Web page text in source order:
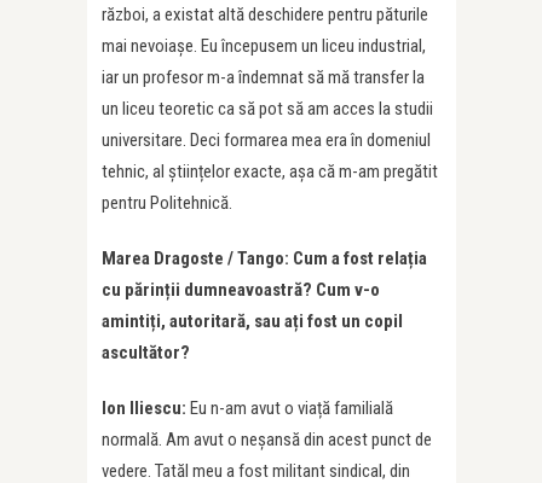
război, a existat altă deschidere pentru păturile
mai nevoiașe. Eu începusem un liceu industrial,
iar un profesor m-a îndemnat să mă transfer la
un liceu teoretic ca să pot să am acces la studii
universitare. Deci formarea mea era în domeniul
tehnic, al științelor exacte, așa că m-am pregătit
pentru Politehnică.
Marea Dragoste / Tango: Cum a fost relația
cu părinții dumneavoastră? Cum v-o
amintiți, autoritară, sau ați fost un copil
ascultător?
Ion Iliescu: Eu n-am avut o viață familială
normală. Am avut o neșansă din acest punct de
vedere. Tatăl meu a fost militant sindical, din